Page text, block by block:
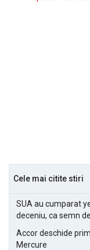
Cele mai citite stiri
SUA au cumparat
deceniu, ca semn
Accor deschide
Mercure